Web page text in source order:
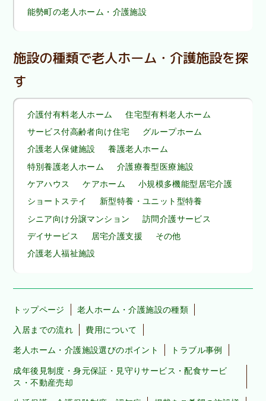
能勢町の老人ホーム・介護施設
施設の種類で老人ホーム・介護施設を探
す
介護付有料老人ホーム
住宅型有料老人ホーム
サービス付高齢者向け住宅
グループホーム
介護老人保健施設
養護老人ホーム
特別養護老人ホーム
介護療養型医療施設
ケアハウス
ケアホーム
小規模多機能型居宅介護
ショートステイ
新型特養・ユニット型特養
シニア向け分譲マンション
訪問介護サービス
デイサービス
居宅介護支援
その他
介護老人福祉施設
トップページ 老人ホーム・介護施設の種類
入居までの流れ 費用について
老人ホーム・介護施設選びのポイント トラブル事例
成年後見制度・身元保証・見守りサービス・配食サービ
ス・不動産売却